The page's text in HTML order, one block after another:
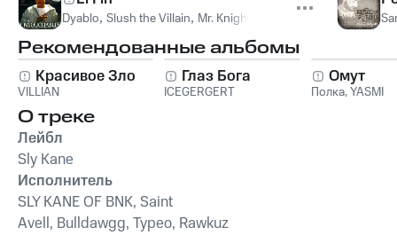
Dyablo, Slush the Villain, Mr. Knightowl
Рекомендованные альбомы
Красивое Зло
VILLIAN
Глаз Бога
ICEGERGERT
Омут
Полка,YASMI
О треке
Лейбл
Sly Kane
Исполнитель
SLY KANE OF BNK, Saint
Avell, Bulldawgg, Typeo, Rawkuz